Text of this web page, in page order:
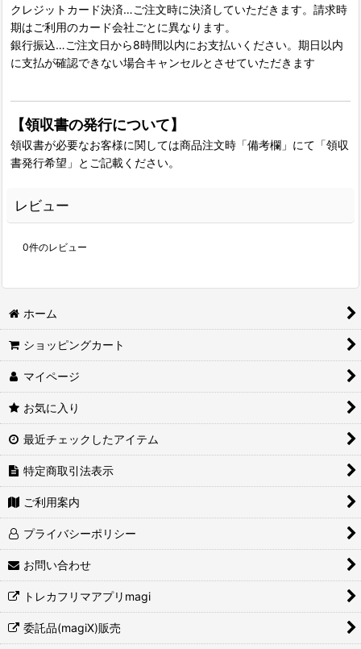
クレジットカード決済…ご注文時に決済していただきます。請求時
期はご利用のカード会社ごとに異なります。
銀行振込…ご注文日から8時間以内にお支払いください。期日以内
に支払が確認できない場合キャンセルとさせていただきます
【領収書の発行について】
領収書が必要なお客様に関しては商品注文時「備考欄」にて「領収
書発行希望」とご記載ください。
レビュー
0件のレビュー
ホーム
ショッピングカート
マイページ
お気に入り
最近チェックしたアイテム
特定商取引法表示
ご利用案内
プライバシーポリシー
お問い合わせ
トレカフリマアプリmagi
委託品(magiX)販売